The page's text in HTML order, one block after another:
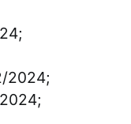
2024;